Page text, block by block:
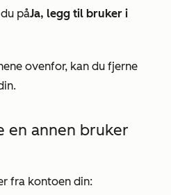
påJa, legg til bruker i
ovenfor, kan du fjerne
en annen bruker
fra kontoen din: